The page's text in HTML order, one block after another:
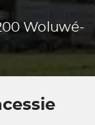
Woluwé-